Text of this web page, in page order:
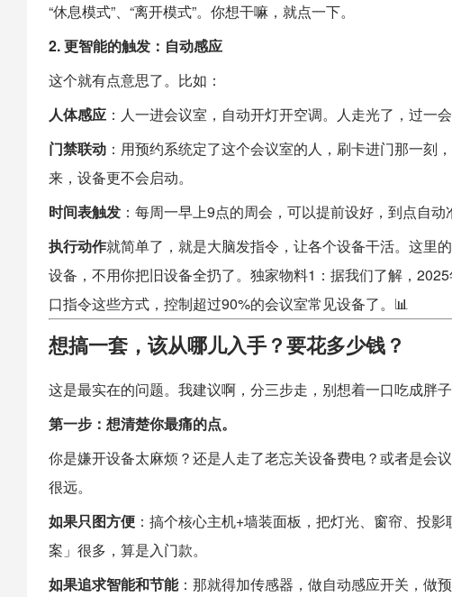
“休息模式”、“离开模式”。你想干嘛，就点一下。
2. 更智能的触发：自动感应
这个就有点意思了。比如：
人体感应 ：人一进会议室，自动开灯开空调。人走光了，过一
门禁联动 ：用预约系统定了这个会议室的人，刷卡进门那一刻
来，设备更不会启动。
时间表触发 ：每周一早上9点的周会，可以提前设好，到点自动
执行动作就简单了，就是大脑发指令，让各个设备干活。这里
设备，不用你把旧设备全扔了。独家物料1：据我们了解，
口指令这些方式，控制超过90%的会议室常见设备了。📊
想搞一套，该从哪儿入手？要花多少钱？
这是最实在的问题。我建议啊，分三步走，别想着一口吃成胖子
第一步：想清楚你最痛的点。
你是嫌开设备太麻烦？还是人走了老忘关设备费电？或者是会
很远。
如果只图方便 ：搞个核心主机+墙装面板，把灯光、窗帘、投
案」很多，算是入门款。
如果追求智能和节能：那就得加传感器，做自动感应开关，做